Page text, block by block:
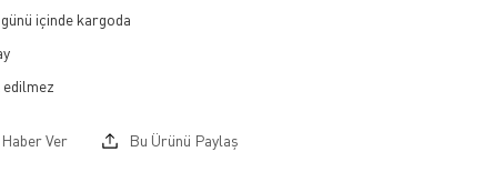
içinde kargoda
Ver Bu Ürünü Paylaş